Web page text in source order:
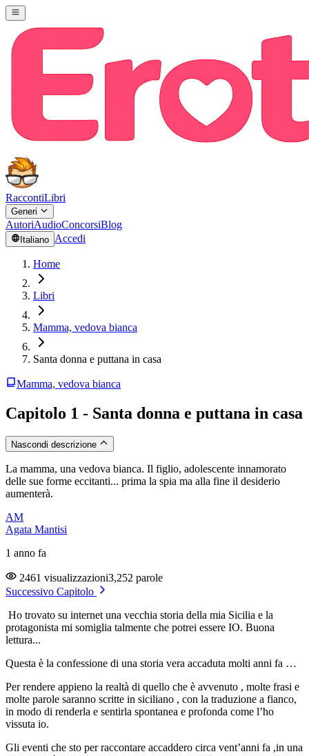
RaccontiLibri
Generi
AutoriAudioConcorsiBlog
Italiano Accedi
Home
Libri
Mamma, vedova bianca
Santa donna e puttana in casa
Mamma, vedova bianca
Capitolo 1 - Santa donna e puttana in casa
Nascondi descrizione
La mamma, una vedova bianca. Il figlio, adolescente innamorato
delle sue forme eccitanti... prima la spia ma alla fine il desiderio
aumenterà.
AM
Agata Mantisi
1 anno fa
2461 visualizzazioni3,252 parole
Successivo Capitolo
Ho trovato su internet una vecchia storia della mia Sicilia e la
protagonista mi somiglia talmente che potrei essere IO. Buona
lettura...
Questa è la confessione di una storia vera accaduta molti anni fa …
Per rendere appieno la realtà di quello che è avvenuto , molte frasi e
molte parole saranno scritte in siciliano , con la traduzione a fianco,
in modo di renderla e sentirla spontanea e profonda come l’ho
vissuta io.
Gli eventi che sto per raccontare accaddero circa vent’anni fa ,in una